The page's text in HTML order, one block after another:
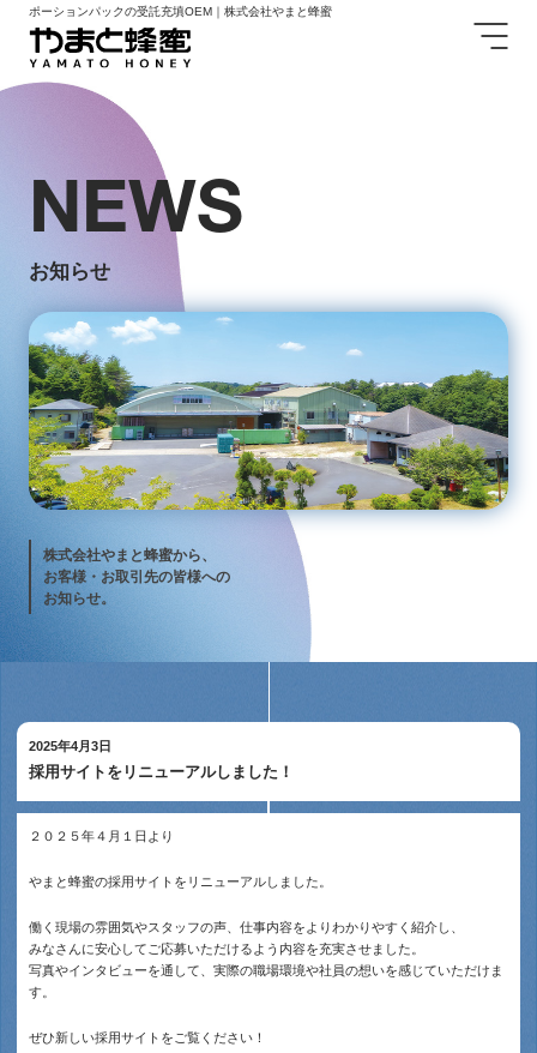
ポーションパックの受託充填OEM｜株式会社やまと蜂蜜
NEWS
お知らせ
株式会社やまと蜂蜜から、
お客様・お取引先の皆様への
お知らせ。
採用サイトをリニューアルしました！
2025年4月3日
２０２５年４月１日より
やまと蜂蜜の採用サイトをリニューアルしました。
働く現場の雰囲気やスタッフの声、仕事内容をよりわかりやすく紹介し、
みなさんに安心してご応募いただけるよう内容を充実させました。
写真やインタビューを通して、実際の職場環境や社員の想いを感じていただけま
す。
ぜひ新しい採用サイトをご覧ください！